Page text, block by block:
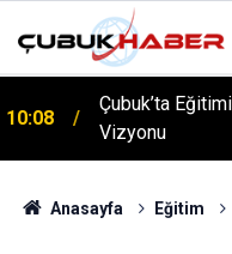
12:06
ÇUBUK’TA
Gönüllerince
Anasayfa Eğitim